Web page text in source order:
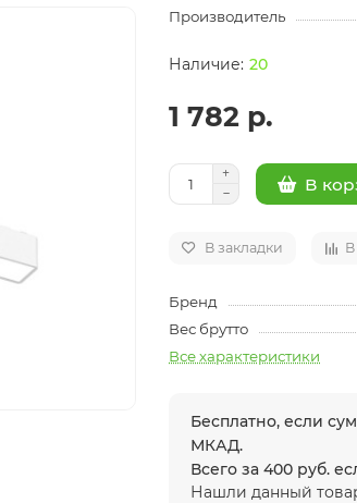
Производитель
20
1 782 р.
В
В закладки
Бренд
Вес брутто
Все характеристики
Бесплатно, если
МКАД.
Всего за 400 руб.
Нашли данный